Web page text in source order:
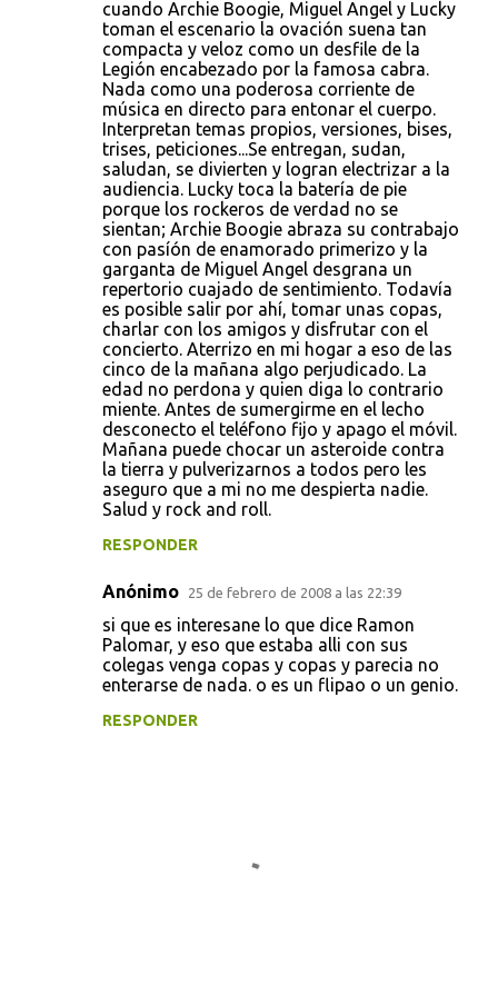
cuando Archie Boogie, Miguel Angel y Lucky
toman el escenario la ovación suena tan
compacta y veloz como un desfile de la
Legión encabezado por la famosa cabra.
Nada como una poderosa corriente de
música en directo para entonar el cuerpo.
Interpretan temas propios, versiones, bises,
trises, peticiones...Se entregan, sudan,
saludan, se divierten y logran electrizar a la
audiencia. Lucky toca la batería de pie
porque los rockeros de verdad no se
sientan; Archie Boogie abraza su contrabajo
con pasíón de enamorado primerizo y la
garganta de Miguel Angel desgrana un
repertorio cuajado de sentimiento. Todavía
es posible salir por ahí, tomar unas copas,
charlar con los amigos y disfrutar con el
concierto. Aterrizo en mi hogar a eso de las
cinco de la mañana algo perjudicado. La
edad no perdona y quien diga lo contrario
miente. Antes de sumergirme en el lecho
desconecto el teléfono fijo y apago el móvil.
Mañana puede chocar un asteroide contra
la tierra y pulverizarnos a todos pero les
aseguro que a mi no me despierta nadie.
Salud y rock and roll.
RESPONDER
Anónimo 25 de febrero de 2008 a las 22:39
si que es interesane lo que dice Ramon
Palomar, y eso que estaba alli con sus
colegas venga copas y copas y parecia no
enterarse de nada. o es un flipao o un genio.
RESPONDER